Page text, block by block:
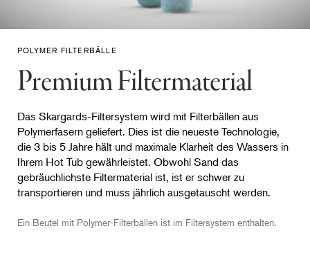
POLYMER FILTERBÄLLE
Premium Filtermaterial
Das Skargards-Filtersystem wird mit Filterbällen aus
Polymerfasern geliefert. Dies ist die neueste Technologie,
die 3 bis 5 Jahre hält und maximale Klarheit des Wassers in
Ihrem Hot Tub gewährleistet. Obwohl Sand das
gebräuchlichste Filtermaterial ist, ist er schwer zu
transportieren und muss jährlich ausgetauscht werden.
Ein Beutel mit Polymer-Filterbällen ist im Filtersystem enthalten.